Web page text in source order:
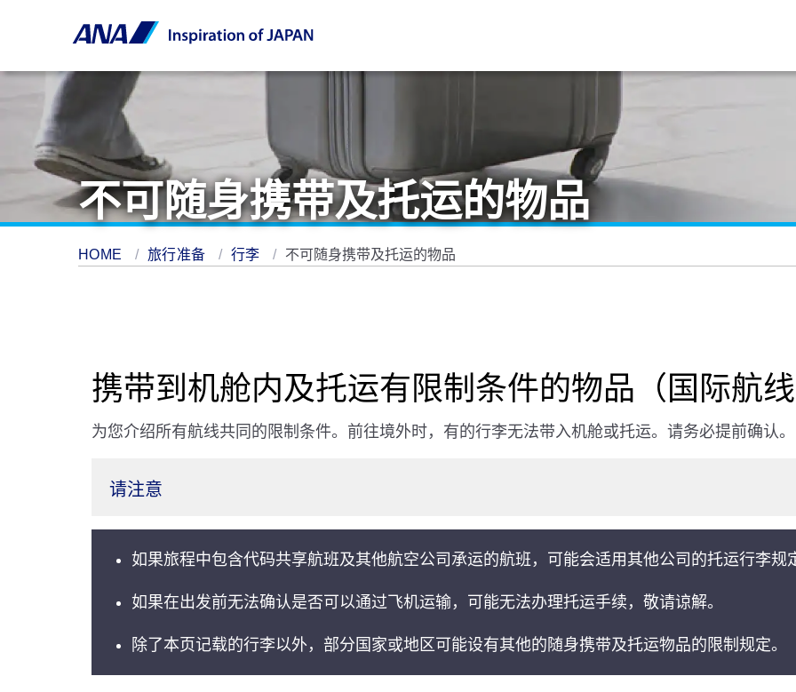
不可随身携带及托运的物品
HOME 旅行准备 行李 不可随身携带及托运的物品
携带到机舱内及托运有限制条件的物品（国际航
为您介绍所有航线共同的限制条件。前往境外时，有的行李无法带入机舱或托运。请务必提前确认。
请注意
如果旅程中包含代码共享航班及其他航空公司承运的航班，可能会适用其他公司的托运行李规
如果在出发前无法确认是否可以通过飞机运输，可能无法办理托运手续，敬请谅解。
除了本页记载的行李以外，部分国家或地区可能设有其他的随身携带及托运物品的限制规定。